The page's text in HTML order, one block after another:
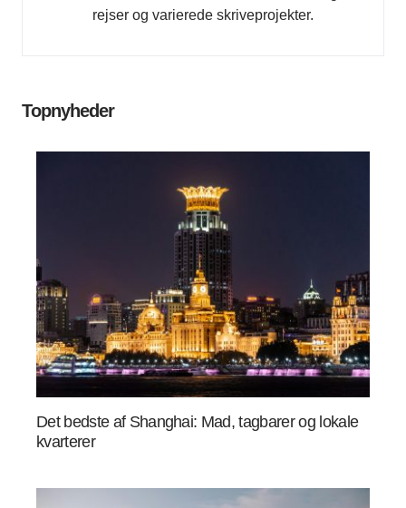
rejser og varierede skriveprojekter.
Topnyheder
Det bedste af Shanghai: Mad, tagbarer og lokale
kvarterer